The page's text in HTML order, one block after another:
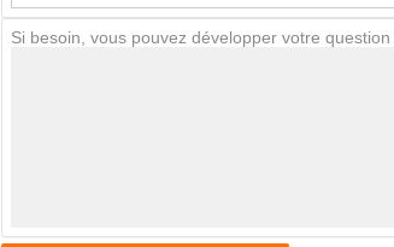
Avis Clients
Si besoin, vous pouvez développer votre